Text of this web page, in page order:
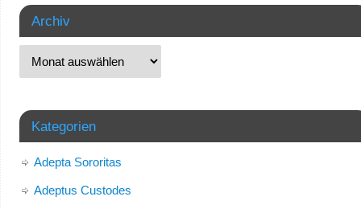
Archiv
Kategorien
Adepta Sororitas
Adeptus Custodes